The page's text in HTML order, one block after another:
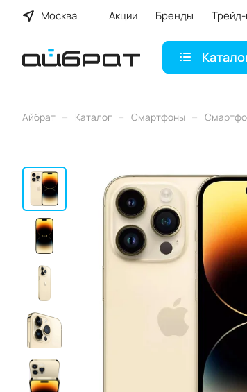
Москва Акции Бренды
Айбрат – Каталог – Смартфоны –